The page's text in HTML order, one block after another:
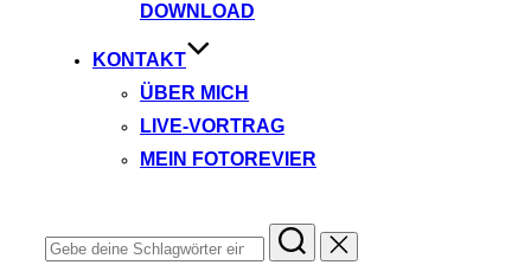
DOWNLOAD
KONTAKT
ÜBER MICH
LIVE-VORTRAG
MEIN FOTOREVIER
Suchen
nach: